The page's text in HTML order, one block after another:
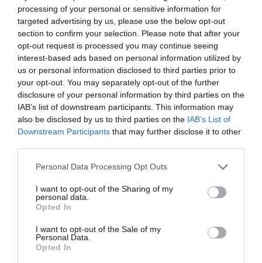
processing of your personal or sensitive information for
targeted advertising by us, please use the below opt-out
section to confirm your selection. Please note that after your
opt-out request is processed you may continue seeing
interest-based ads based on personal information utilized by
us or personal information disclosed to third parties prior to
your opt-out. You may separately opt-out of the further
disclosure of your personal information by third parties on the
IAB’s list of downstream participants. This information may
also be disclosed by us to third parties on the IAB’s List of
Downstream Participants that may further disclose it to other
Personal Data Processing Opt Outs
I want to opt-out of the Sharing of my
personal data.
Opted In
I want to opt-out of the Sale of my
Personal Data.
Opted In
Ταξιδιού»: Το φετινό Διεθνές
Βραβείο Booker κυκλοφορεί
από τις εκδόσεις Βακχικόν
Η νύφη φόρεσε μαύρα: Το
νέο αστυνομικό
μυθιστόρημα του Κορνέλ
Γούλριτς
Ταυτότητα
Πληροφορίες έκδοσης:ISBN: 978-960-04-0110-3, σελ.
560, τιμή: 18.50 €, Νοέμβριος 2014
Ακολουθήστε το Culturenow.gr στο Google News
μάθετε πρώτοι όλες τις ειδήσεις